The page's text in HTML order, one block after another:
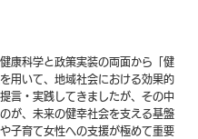
康科学と政策実装の両面から「健
用いて、地域社会における効果的
言・実践してきましたが、その中
が、未来の健幸社会を支える基盤
子育て女性への支援が極めて重要